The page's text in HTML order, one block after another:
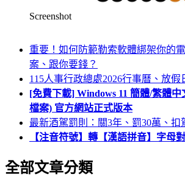
Screenshot
重要！如何防範勒索軟體綁架你的
案、跟你要錢？
115人事行政總處2026行事曆、放假
[免費下載] Windows 11 簡體/繁體
檔案) 官方網站正式版本
最新酒駕罰則：關3年、罰30萬、扣
【注音符號】轉【漢語拼音】字母
全部文章分類